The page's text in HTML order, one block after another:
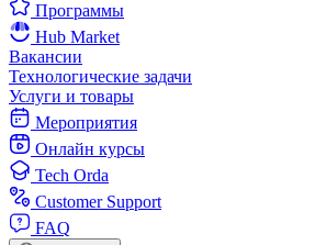
Программы
Hub Market
Вакансии
Технологические задачи
Услуги и товары
Мероприятия
Онлайн курсы
Tech Orda
Customer Support
FAQ